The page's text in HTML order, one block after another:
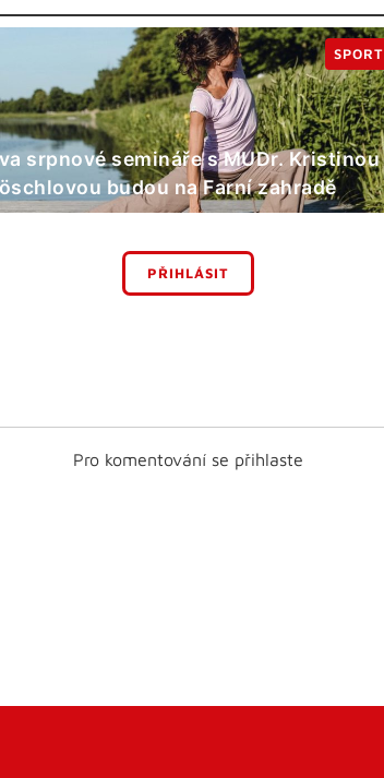
srpnové semináře s MUDr. Kristinou
budou na Farní zahradě
SPORT
PŘIHLÁSIT
Pro komentování se přihlaste